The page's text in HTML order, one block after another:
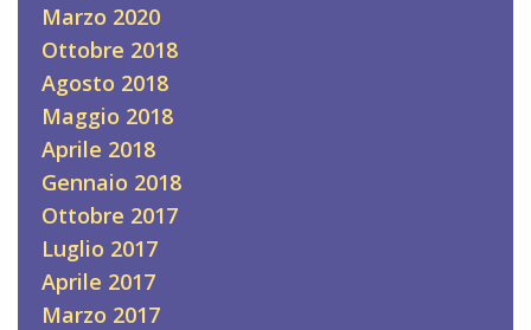
Marzo 2020
Ottobre 2018
Agosto 2018
Maggio 2018
Aprile 2018
Gennaio 2018
Ottobre 2017
Luglio 2017
Aprile 2017
Marzo 2017